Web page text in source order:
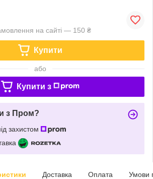
на сайті — 150 ₴
Купити
або
Купити з
з Пром?
захистом
Доставка Оплата Умови